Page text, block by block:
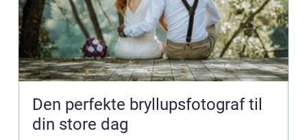
Den perfekte bryllupsfotograf til
din store dag